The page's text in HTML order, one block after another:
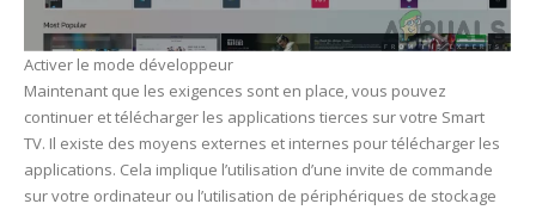
Activer le mode développeur
Maintenant que les exigences sont en place, vous pouvez
continuer et télécharger les applications tierces sur votre Smart
TV. Il existe des moyens externes et internes pour télécharger les
applications. Cela implique l’utilisation d’une invite de commande
sur votre ordinateur ou l’utilisation de périphériques de stockage